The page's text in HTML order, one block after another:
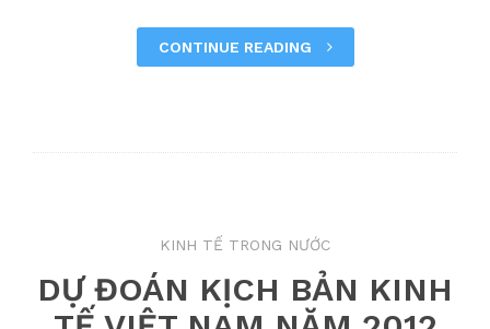
CONTINUE READING
KINH TẾ TRONG NƯỚC
DỰ ĐOÁN KỊCH BẢN KINH